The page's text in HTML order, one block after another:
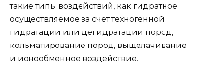
такие типы воздействий, как гидратное
осуществляемое за счет техногенной
гидратации или дегидратации пород,
кольматирование пород, выщелачивание
и ионообменное воздействие.